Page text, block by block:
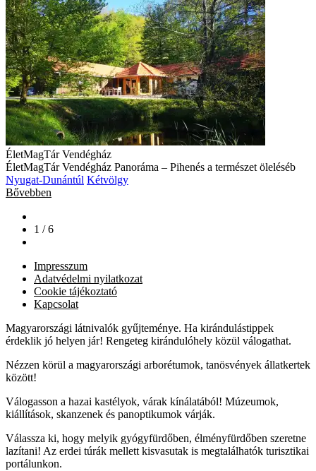
ÉletMagTár Vendégház
ÉletMagTár Vendégház Panoráma – Pihenés a természet öleléséb
Nyugat-Dunántúl Kétvölgy
Bővebben
1 / 6
Impresszum
Adatvédelmi nyilatkozat
Cookie tájékoztató
Kapcsolat
Magyarországi látnivalók gyűjteménye. Ha kirándulástippek
érdeklik jó helyen jár! Rengeteg kirándulóhely közül válogathat.
Nézzen körül a magyarországi arborétumok, tanösvények állatkertek
között!
Válogasson a hazai kastélyok, várak kínálatából! Múzeumok,
kiállítások, skanzenek és panoptikumok várják.
Válassza ki, hogy melyik gyógyfürdőben, élményfürdőben szeretne
lazítani! Az erdei túrák mellett kisvasutak is megtalálhatók turisztikai
portálunkon.